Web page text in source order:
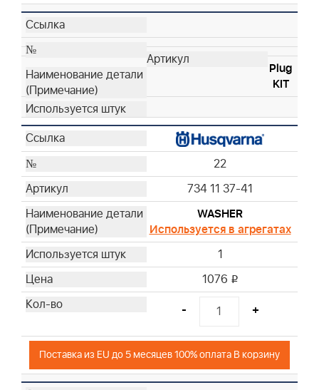
Plug
KIT
22
734 11 37-41
WASHER
Используется в агрегатах
1
1076 i
- +
Поставка из EU до 5 месяцев 100% оплата В корзину